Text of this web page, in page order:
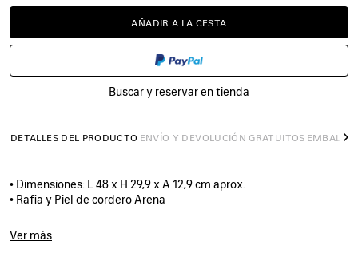
AÑADIR
A
CESTA
AÑADIR A LA CESTA
POR
FAVOR,
UNA
TALLA
Buscar y reservar en tienda
DETALLES DEL PRODUCTO ENVÍO Y DEVOLUCIÓN GRATUITOS
• Dimensiones: L 48 x H 29,9 x A 12,9 cm aprox.
• Rafia y Piel de cordero Arena
• Dos asas de piel trenzadas a mano (longitud: 24,8 cm aprox.)
• Se puede llevar al hombro y en la mano
Ver más